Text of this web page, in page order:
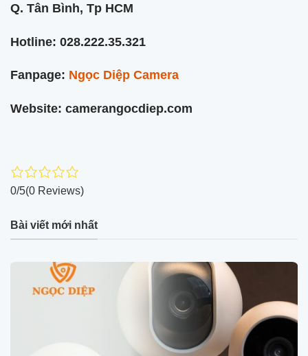
Q. Tân Bình, Tp HCM
Hotline: 028.222.35.321
Fanpage: Ngọc Diệp Camera
Website: camerangocdiep.com
0/5(0 Reviews)
Bài viết mới nhất